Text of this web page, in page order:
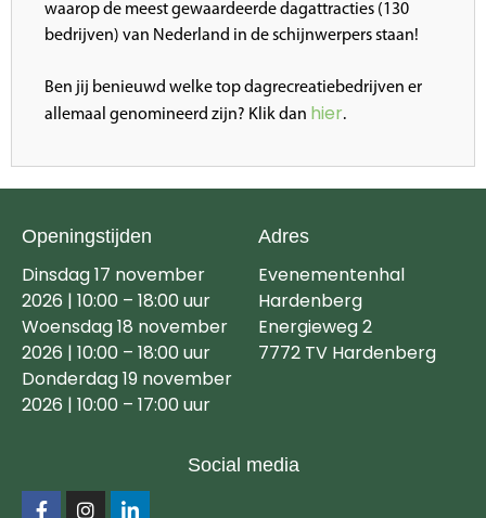
waarop de meest gewaardeerde dagattracties (130
bedrijven) van Nederland in de schijnwerpers staan!
Ben jij benieuwd welke top dagrecreatiebedrijven er
allemaal genomineerd zijn? Klik dan hier.
Openingstijden
Dinsdag 17 november
2026 | 10:00 – 18:00 uur
Woensdag 18 november
2026 | 10:00 – 18:00 uur
Donderdag 19 november
2026 | 10:00 – 17:00 uur
Adres
Evenementenhal
Hardenberg
Energieweg 2
7772 TV Hardenberg
Social media